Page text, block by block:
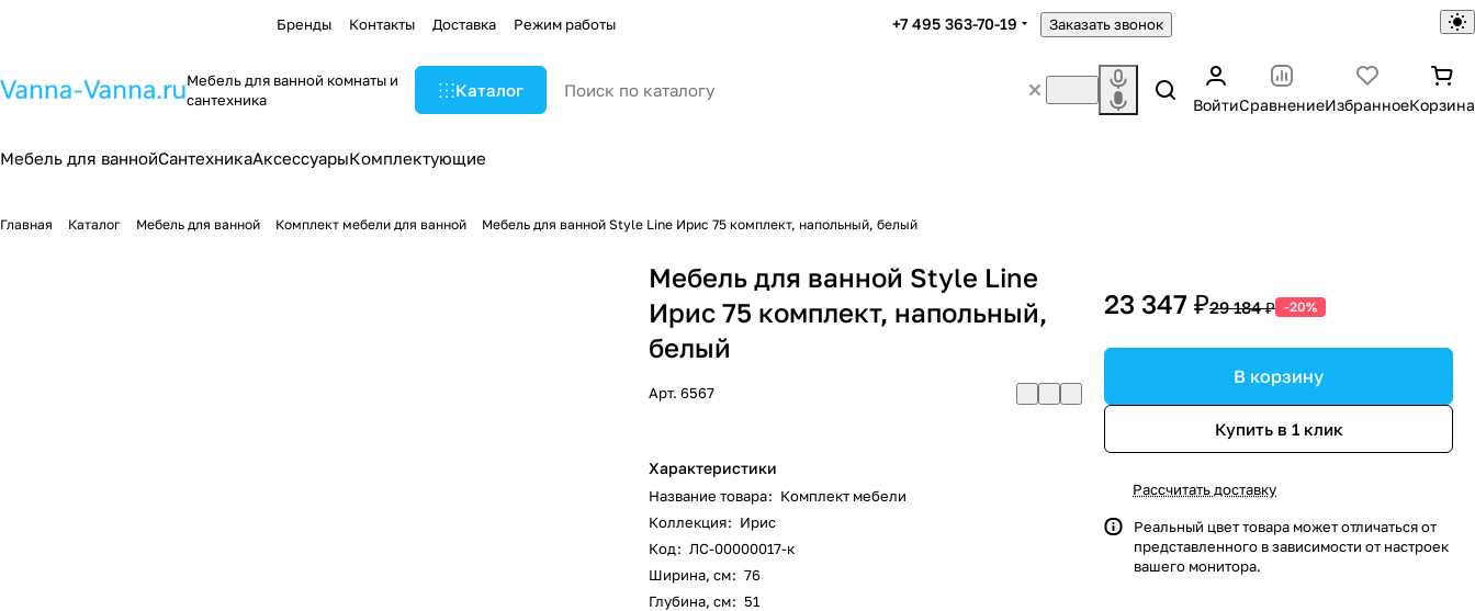
Бренды Контакты Доставка Режим работы +7 495 363-70-19 Заказать звонок
Мебель для ванной комнаты и
сантехника
Каталог
ВойтиСравнениеИзбранноеКорзина
Мебель для ваннойСантехникаАксессуарыКомплектующие
Главная Каталог Мебель для ванной Комплект мебели для ванной Мебель для ванной Style Line Ирис 75 комплект, напольный, белый
Мебель для ванной Style Line
Ирис 75 комплект, напольный,
белый
Арт.6567
Характеристики
Название товара: Комплект мебели
Коллекция: Ирис
Код: ЛС-00000017-к
Ширина, см: 76
Глубина, см: 51
23 347 ₽29 184 ₽ -20%
В корзину
Купить в 1 клик
Рассчитать доставку
Реальный цвет товара может отличаться от
представленного в зависимости от настроек
вашего монитора.